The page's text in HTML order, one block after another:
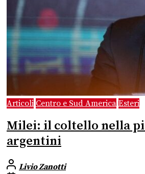
Articoli Centro e Sud America Esteri
Milei: il coltello nella
argentini
Livio Zanotti